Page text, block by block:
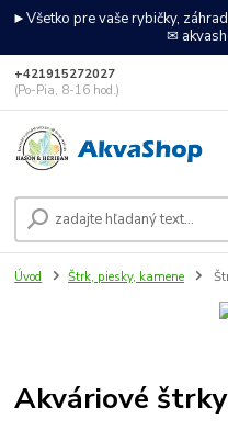
►Všetko pre vaše rybičky,
✉
+421915272027
(Po-Pia, 8-16 hod.)
Úvod Štrk, piesky, kamene
Akváriové